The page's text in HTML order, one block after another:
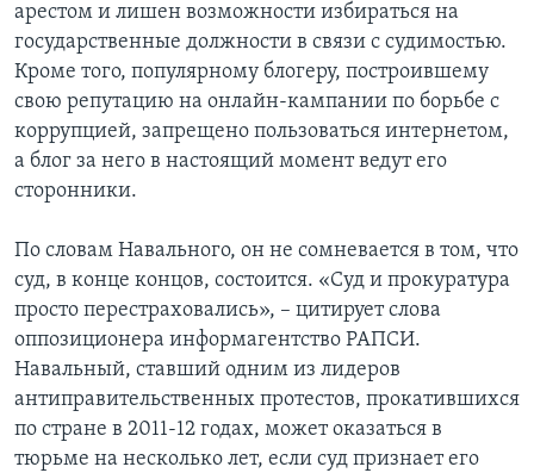
арестом и лишен возможности избираться на
государственные должности в связи с судимостью.
Кроме того, популярному блогеру, построившему
свою репутацию на онлайн-кампании по борьбе с
коррупцией, запрещено пользоваться интернетом,
а блог за него в настоящий момент ведут его
сторонники.
По словам Навального, он не сомневается в том, что
суд, в конце концов, состоится. «Суд и прокуратура
просто перестраховались», – цитирует слова
оппозиционера информагентство РАПСИ.
Навальный, ставший одним из лидеров
антиправительственных протестов, прокатившихся
по стране в 2011-12 годах, может оказаться в
тюрьме на несколько лет, если суд признает его